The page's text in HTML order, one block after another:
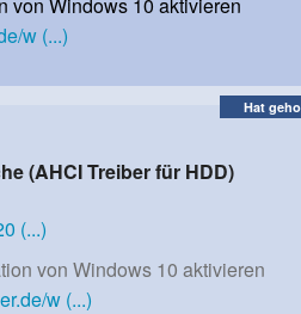
w (...)
Hat
(AHCI Treiber für HDD)
(...)
von Windows 10 aktivieren
w (...)